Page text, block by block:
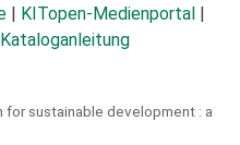
KITopen-Medienportal
Kataloganleitung
for sustainable development : a